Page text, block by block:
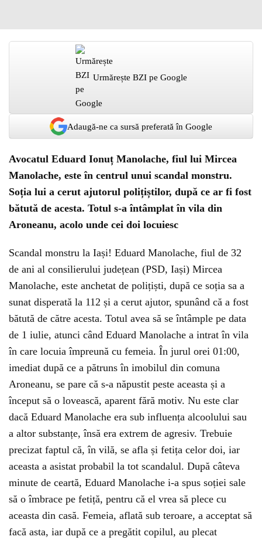
Urmărește BZI pe Google
Adaugă-ne ca sursă preferată în Google
Avocatul Eduard Ionuț Manolache, fiul lui Mircea
Manolache, este în centrul unui scandal monstru.
Soția lui a cerut ajutorul polițiștilor, după ce ar fi fost
bătută de acesta. Totul s-a întâmplat în vila din
Aroneanu, acolo unde cei doi locuiesc
Scandal monstru la Iași! Eduard Manolache, fiul de 32
de ani al consilierului județean (PSD, Iași) Mircea
Manolache, este anchetat de polițiști, după ce soția sa a
sunat disperată la 112 și a cerut ajutor, spunând că a fost
bătută de către acesta. Totul avea să se întâmple pe data
de 1 iulie, atunci când Eduard Manolache a intrat în vila
în care locuia împreună cu femeia. În jurul orei 01:00,
imediat după ce a pătruns în imobilul din comuna
Aroneanu, se pare că s-a năpustit peste aceasta și a
început să o lovească, aparent fără motiv. Nu este clar
dacă Eduard Manolache era sub influența alcoolului sau
a altor substanțe, însă era extrem de agresiv. Trebuie
precizat faptul că, în vilă, se afla și fetița celor doi, iar
aceasta a asistat probabil la tot scandalul. După câteva
minute de ceartă, Eduard Manolache i-a spus soției sale
să o îmbrace pe fetiță, pentru că el vrea să plece cu
aceasta din casă. Femeia, aflată sub teroare, a acceptat să
facă asta, iar după ce a pregătit copilul, au plecat